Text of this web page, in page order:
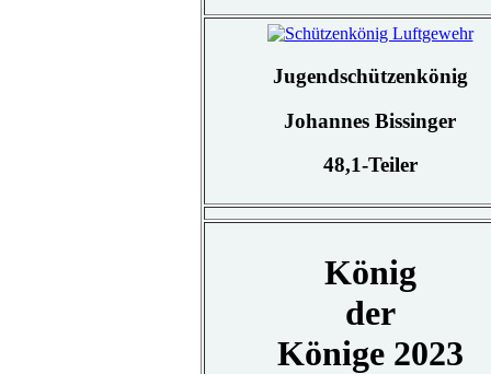
Jugendschützenkönig
Johannes Bissinger
48,1-Teiler
König
der
Könige 2023